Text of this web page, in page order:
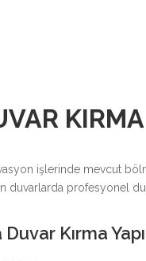
işlerinde mevcut
duvarlarda profesyonel
Kırma